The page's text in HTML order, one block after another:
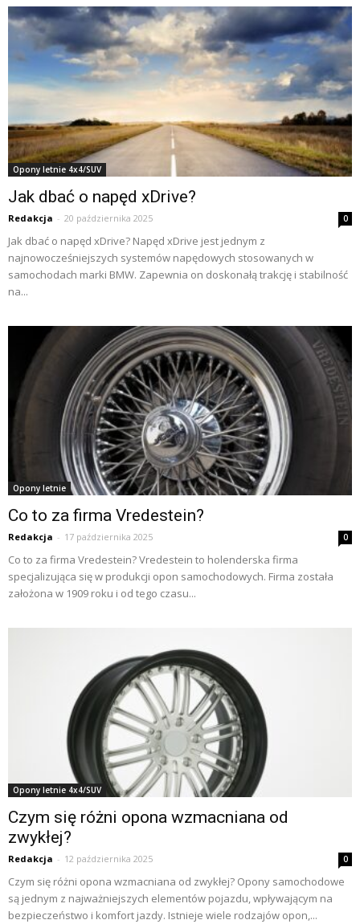
Opony letnie 4x4/SUV
Jak dbać o napęd xDrive?
Redakcja - 20 października 2025 0
Jak dbać o napęd xDrive? Napęd xDrive jest jednym z
najnowocześniejszych systemów napędowych stosowanych w
samochodach marki BMW. Zapewnia on doskonałą trakcję i stabilność
na...
Opony letnie
Co to za firma Vredestein?
Redakcja - 17 października 2025 0
Co to za firma Vredestein? Vredestein to holenderska firma
specjalizująca się w produkcji opon samochodowych. Firma została
założona w 1909 roku i od tego czasu...
Opony letnie 4x4/SUV
Czym się różni opona wzmacniana od
zwykłej?
Redakcja - 12 października 2025 0
Czym się różni opona wzmacniana od zwykłej? Opony samochodowe
są jednym z najważniejszych elementów pojazdu, wpływającym na
bezpieczeństwo i komfort jazdy. Istnieje wiele rodzajów opon,...